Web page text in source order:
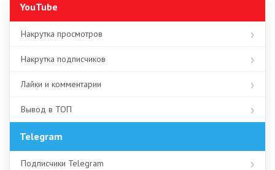
YouTube
Накрутка просмотров
Накрутка подписчиков
Лайки и комментарии
Вывод в ТОП
Telegram
Подписчики Telegram